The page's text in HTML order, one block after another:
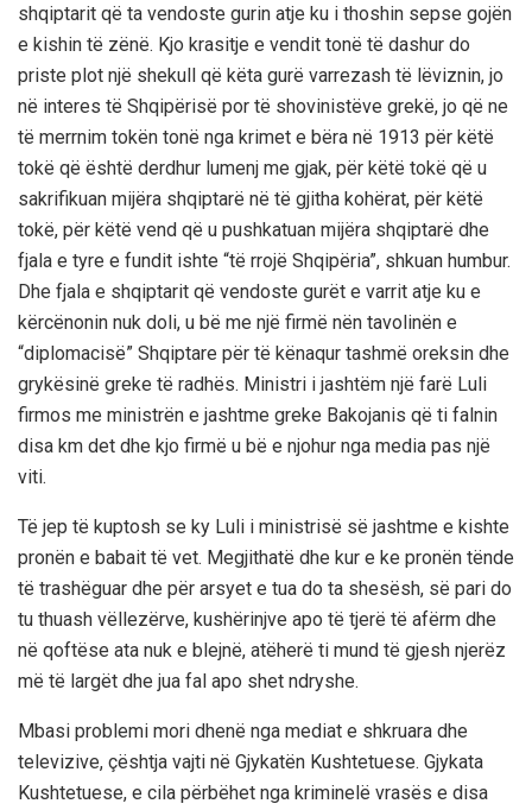
shqiptarit që ta vendoste gurin atje ku i thoshin sepse gojën
e kishin të zënë. Kjo krasitje e vendit tonë të dashur do
priste plot një shekull që këta gurë varrezash të lëviznin, jo
në interes të Shqipërisë por të shovinistëve grekë, jo që ne
të merrnim tokën tonë nga krimet e bëra në 1913 për këtë
tokë që është derdhur lumenj me gjak, për këtë tokë që u
sakrifikuan mijëra shqiptarë në të gjitha kohërat, për këtë
tokë, për këtë vend që u pushkatuan mijëra shqiptarë dhe
fjala e tyre e fundit ishte “të rrojë Shqipëria”, shkuan humbur.
Dhe fjala e shqiptarit që vendoste gurët e varrit atje ku e
kërcënonin nuk doli, u bë me një firmë nën tavolinën e
“diplomacisë” Shqiptare për të kënaqur tashmë oreksin dhe
grykësinë greke të radhës. Ministri i jashtëm një farë Luli
firmos me ministrën e jashtme greke Bakojanis që ti falnin
disa km det dhe kjo firmë u bë e njohur nga media pas një
viti.
Të jep të kuptosh se ky Luli i ministrisë së jashtme e kishte
pronën e babait të vet. Megjithatë dhe kur e ke pronën tënde
të trashëguar dhe për arsyet e tua do ta shesësh, së pari do
tu thuash vëllezërve, kushërinjve apo të tjerë të afërm dhe
në qoftëse ata nuk e blejnë, atëherë ti mund të gjesh njerëz
më të largët dhe jua fal apo shet ndryshe.
Mbasi problemi mori dhenë nga mediat e shkruara dhe
televizive, çështja vajti në Gjykatën Kushtetuese. Gjykata
Kushtetuese, e cila përbëhet nga kriminelë vrasës e disa